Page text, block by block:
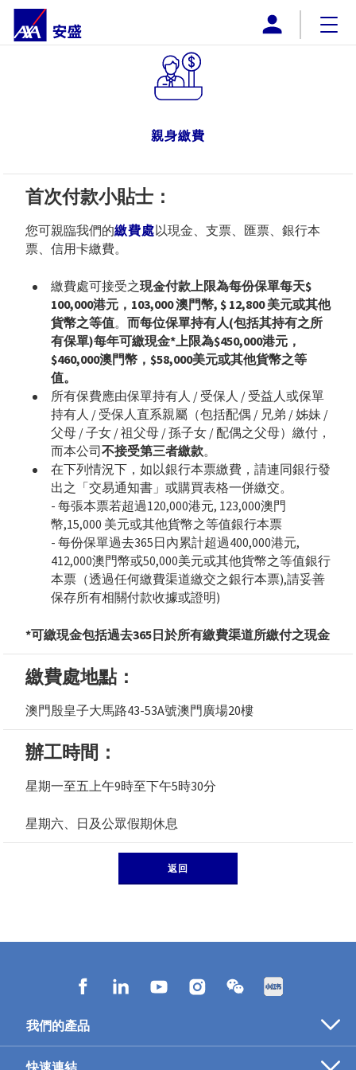
企業概覽
推廣計劃
下載
聯絡我們
親身繳費
首次付款小貼士：
您可親臨我們的繳費處以現金、支票、匯票、銀行本
票、信用卡繳費。
繳費處可接受之現金付款上限為每份保單每天$
100,000港元，103,000 澳門幣, $ 12,800 美元或其他
貨幣之等值。 而每位保單持有人(包括其持有之所
有保單)每年可繳現金*上限為$450,000港元，
$460,000澳門幣，$58,000美元或其他貨幣之等
值。
所有保費應由保單持有人 / 受保人 / 受益人或保單
持有人 / 受保人直系親屬（包括配偶 / 兄弟 / 姊妹 /
父母 / 子女 / 祖父母 / 孫子女 / 配偶之父母）繳付，
而本公司不接受第三者繳款。
在下列情況下，如以銀行本票繳費，請連同銀行發
出之「交易通知書」或購買表格一併繳交。
- 每張本票若超過120,000港元, 123,000澳門
幣,15,000 美元或其他貨幣之等值銀行本票
- 每份保單過去365日內累計超過400,000港元,
412,000澳門幣或50,000美元或其他貨幣之等值銀行
本票（透過任何繳費渠道繳交之銀行本票),請妥善
保存所有相關付款收據或證明)
*可繳現金包括過去365日於所有繳費渠道所繳付之現金
繳費處地點：
澳門殷皇子大馬路43-53A號澳門廣場20樓
辦工時間：
星期一至五上午9時至下午5時30分
星期六、日及公眾假期休息
返回
我們的產品
醫療保障
快速連結